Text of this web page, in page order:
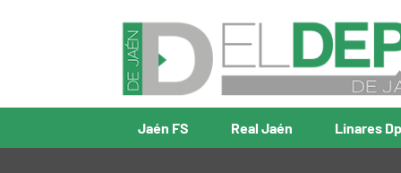
Jaén FS Real Jaén Linares